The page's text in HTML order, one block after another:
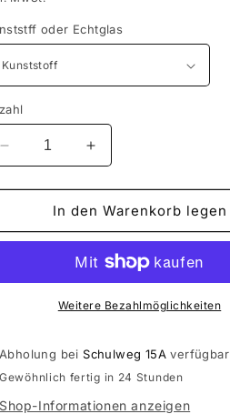
oder Echtglas
Verringere
die
Menge
Gastgeschenk
Kommunion-
Konfirmation-
Baum
personalisierbar
Reagenzglas
Erhöhe
die
Menge
für
Gastgeschenk
Taufe-
Kommunion-
Konfirmation-
Baum
personalisierbar
Reagenzglas
In den Warenkorb legen
Weitere Bezahlmöglichkeiten
Abholung beiSchulweg 15A verfügbar
Gewöhnlich fertig in 24 Stunden
Shop-Informationen anzeigen